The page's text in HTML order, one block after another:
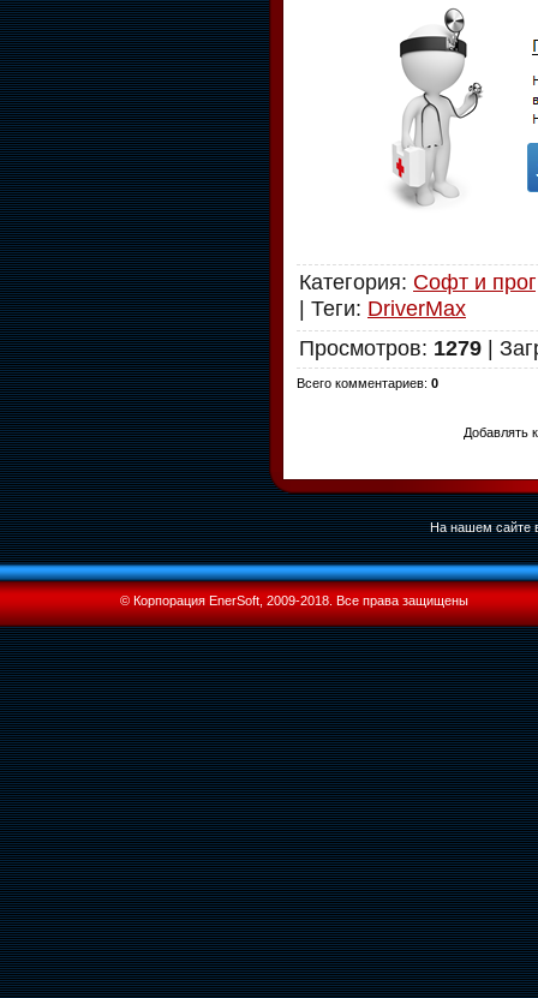
Категория: Софт и
| Теги: DriverMax
Просмотров: 1279 |
Всего комментариев: 0
Добавлять
На нашем сайте
© Корпорация EnerSoft, 2009-2018. Все права защищены